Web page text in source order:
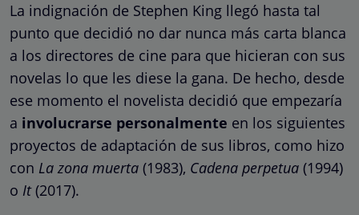
La indignación de Stephen King llegó hasta tal
punto que decidió no dar nunca más carta blanca
a los directores de cine para que hicieran con sus
novelas lo que les diese la gana. De hecho, desde
ese momento el novelista decidió que empezaría
a involucrarse personalmente en los siguientes
proyectos de adaptación de sus libros, como hizo
con La zona muerta (1983), Cadena perpetua (1994)
o It(2017).